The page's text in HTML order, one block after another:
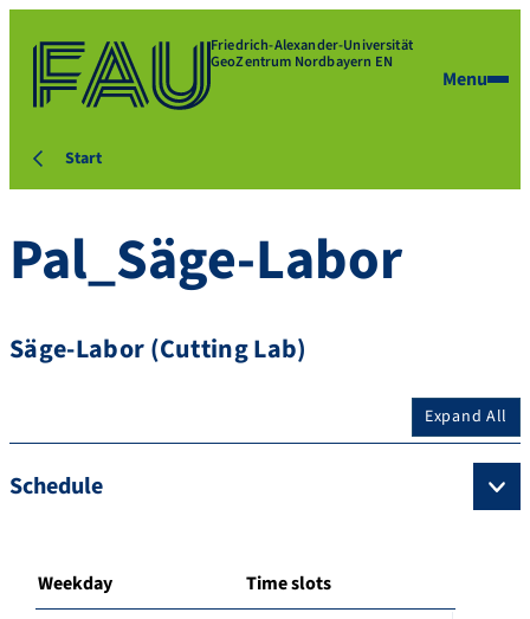
Friedrich-Alexander-Universität
GeoZentrum Nordbayern EN
Menu
Start
Pal_Säge-Labor
Säge-Labor (Cutting Lab)
Expand All
Schedule
Weekday Time slots